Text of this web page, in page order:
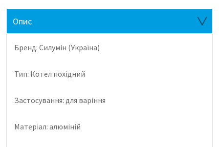
Опис
Бренд: Силумін (Україна)
Тип: Котел похідний
Застосування: для варіння
Матеріал: алюміній